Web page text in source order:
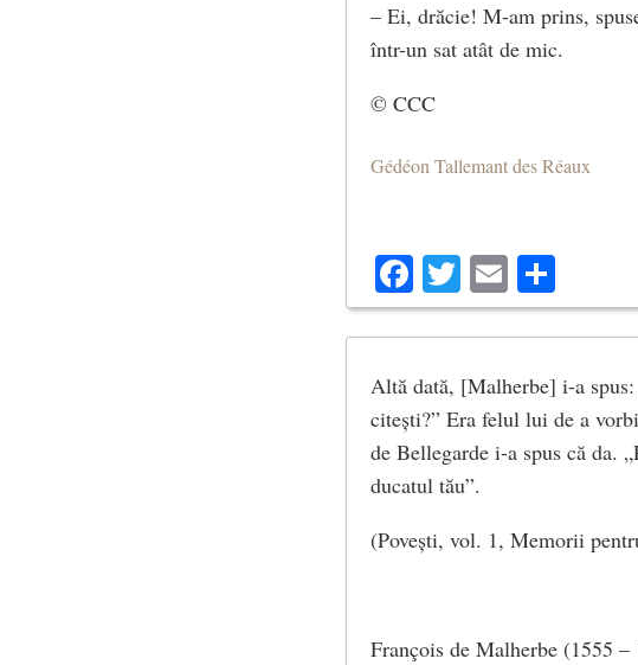
– Ei, drăcie! M-am prins,
într-un sat atât de mic.
© CCC
Gédéon Tallemant des Réaux
Facebook
Twitter
Email
Altă dată, [Malherbe] i-a
citești?” Era felul lui de a
de Bellegarde i-a spus că da.
ducatul tău”.
(Povești, vol. 1, Memorii
François de Malherbe (1555